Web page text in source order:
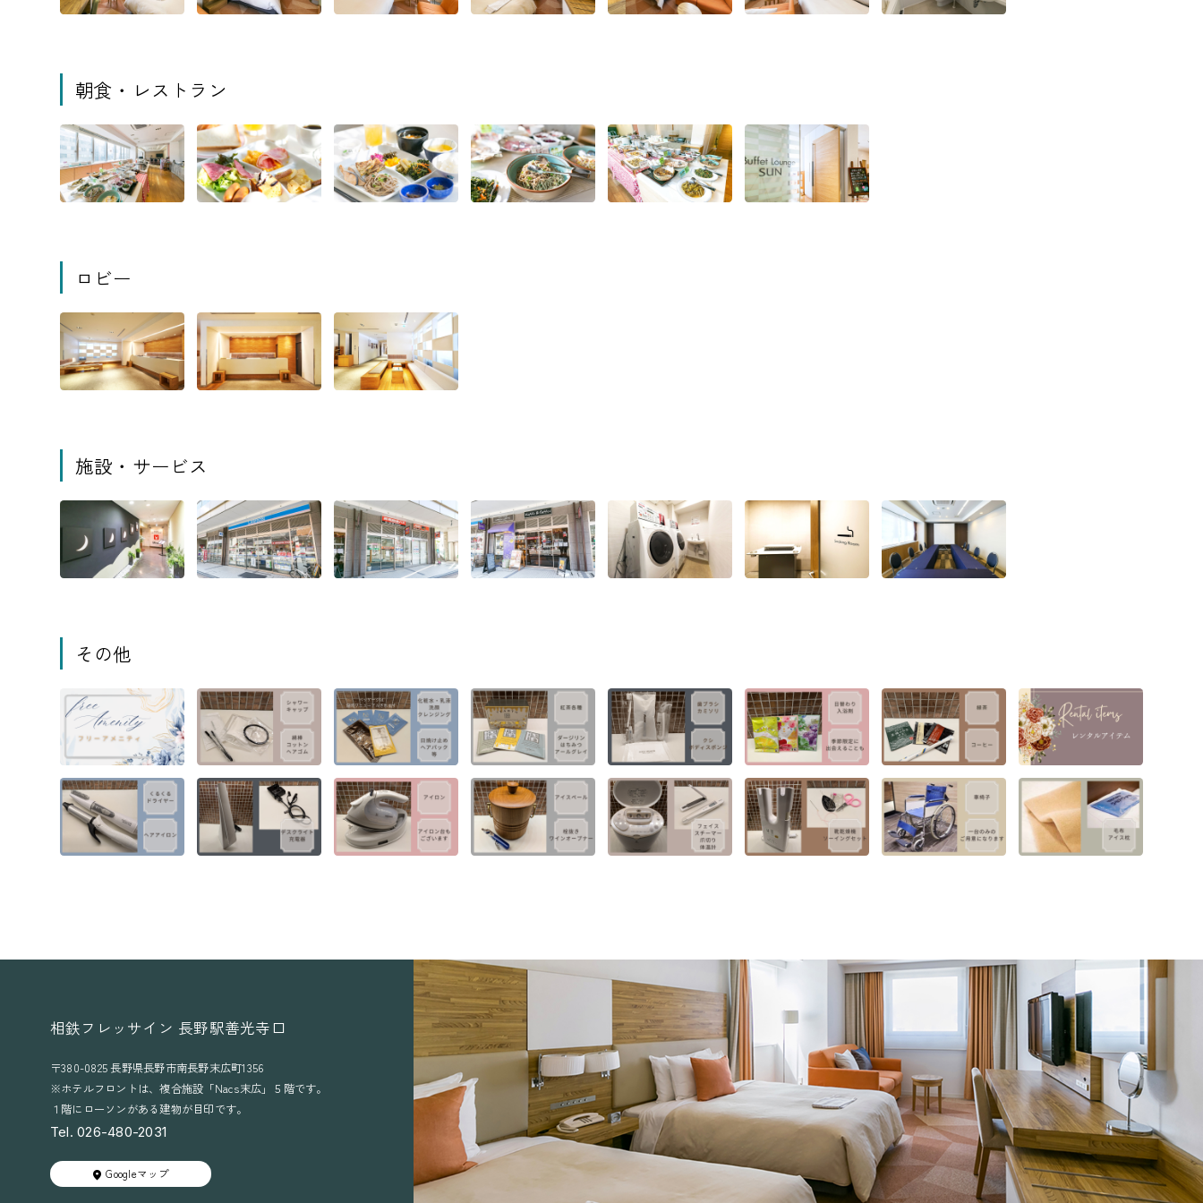
朝食・レストラン
ロビー
施設・サービス
その他
相鉄フレッサイン 長野駅善光寺口
〒380-0825 長野県長野市南長野末広町1356
※ホテルフロントは、複合施設「Nacs末広」５階です。
１階にローソンがある建物が目印です。
Tel. 026-480-2031
Googleマップ